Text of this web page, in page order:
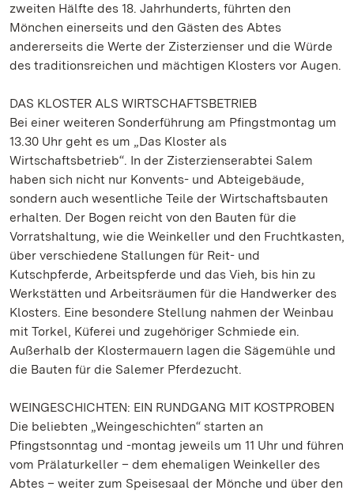
zweiten Hälfte des 18. Jahrhunderts, führten den
Mönchen einerseits und den Gästen des Abtes
andererseits die Werte der Zisterzienser und die Würde
des traditionsreichen und mächtigen Klosters vor Augen.
DAS KLOSTER ALS WIRTSCHAFTSBETRIEB
Bei einer weiteren Sonderführung am Pfingstmontag um
13.30 Uhr geht es um „Das Kloster als
Wirtschaftsbetrieb“. In der Zisterzienserabtei Salem
haben sich nicht nur Konvents- und Abteigebäude,
sondern auch wesentliche Teile der Wirtschaftsbauten
erhalten. Der Bogen reicht von den Bauten für die
Vorratshaltung, wie die Weinkeller und den Fruchtkasten,
über verschiedene Stallungen für Reit- und
Kutschpferde, Arbeitspferde und das Vieh, bis hin zu
Werkstätten und Arbeitsräumen für die Handwerker des
Klosters. Eine besondere Stellung nahmen der Weinbau
mit Torkel, Küferei und zugehöriger Schmiede ein.
Außerhalb der Klostermauern lagen die Sägemühle und
die Bauten für die Salemer Pferdezucht.
WEINGESCHICHTEN: EIN RUNDGANG MIT KOSTPROBEN
Die beliebten „Weingeschichten“ starten an
Pfingstsonntag und -montag jeweils um 11 Uhr und führen
vom Prälaturkeller – dem ehemaligen Weinkeller des
Abtes – weiter zum Speisesaal der Mönche und über den